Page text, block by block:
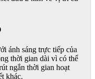
ánh sáng trực tiếp của
thời gian dài vì có thể
ngắn thời gian hoạt
khác.